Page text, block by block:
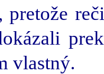
pretože
vlastný.